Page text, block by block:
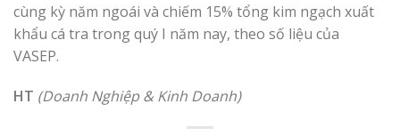
cùng kỳ năm ngoái và chiếm 15% tổng kim ngạch xuất
khẩu cá tra trong quý I năm nay, theo số liệu của
VASEP.
HT (Doanh Nghiệp & Kinh Doanh)